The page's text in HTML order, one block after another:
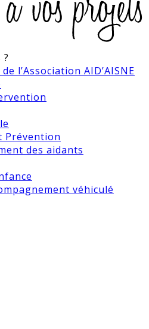
l’Association AID’AISNE
Prévention
des aidants
véhiculé